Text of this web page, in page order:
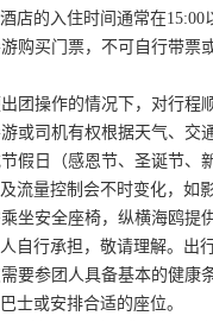
店的入住时间通常在15:00
购买门票，不可自行带票
团操作的情况下，对行
或司机有权根据天气、
假日（感恩节、圣诞节
流量控制会不时变化，如
坐安全座椅，纵横海鸥提
自行承担，敬请理解。出
要参团人具备基本的健
士或安排合适的座位。